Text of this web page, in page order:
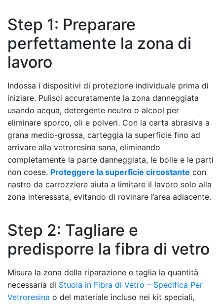
Step 1: Preparare
perfettamente la zona di
lavoro
Indossa i dispositivi di protezione individuale prima di
iniziare. Pulisci accuratamente la zona danneggiata
usando acqua, detergente neutro o alcool per
eliminare sporco, oli e polveri. Con la carta abrasiva a
grana medio-grossa, carteggia la superficie fino ad
arrivare alla vetroresina sana, eliminando
completamente la parte danneggiata, le bolle e le parti
non coese. Proteggere la superficie circostante con
nastro da carrozziere aiuta a limitare il lavoro solo alla
zona interessata, evitando di rovinare l’area adiacente.
Step 2: Tagliare e
predisporre la fibra di vetro
Misura la zona della riparazione e taglia la quantità
necessaria di Stuoia in Fibra di Vetro – Specifica Per
Vetroresina o del materiale incluso nei kit speciali,